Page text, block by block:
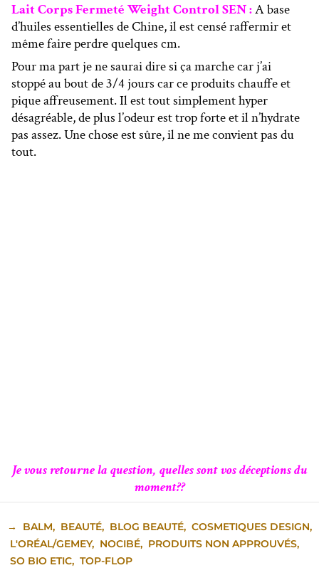
Lait Corps Fermeté Weight Control SEN :A base
d’huiles essentielles de Chine, il est censé raffermir et
même faire perdre quelques cm.
Pour ma part je ne saurai dire si ça marche car j’ai
stoppé au bout de 3/4 jours car ce produits chauffe et
pique affreusement. Il est tout simplement hyper
désagréable, de plus l’odeur est trop forte et il n’hydrate
pas assez. Une chose est sûre, il ne me convient pas du
tout.
Je vous retourne la question, quelles sont vos déceptions du
moment??
→ BALM, BEAUTÉ, BLOG BEAUTÉ, COSMETIQUES DESIGN,
L'ORÉAL/GEMEY, NOCIBÉ, PRODUITS NON APPROUVÉS,
SO BIO ETIC, TOP-FLOP